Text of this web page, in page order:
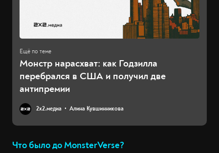
Монстр нарасхват: как Годзилла
перебрался в США и получил две
антипремии
2х2.медиа Алина Кувшинникова
Что было до MonsterVerse?